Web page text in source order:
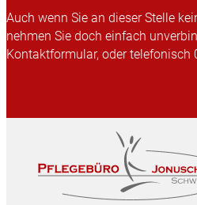
Auch wenn Sie an dieser Stelle
nehmen Sie doch einfach
Kontaktformular, oder telefonisch